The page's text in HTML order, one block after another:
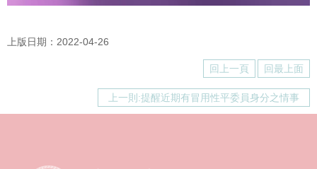
上版日期：2022-04-26
回上一頁 回最上面
上一則:提醒近期有冒用性平委員身分之情事